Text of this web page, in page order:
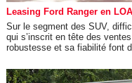
Leasing Ford Ranger en
Sur le segment des SUV,
qui s’inscrit en tête des
robustesse et sa fiabilité font